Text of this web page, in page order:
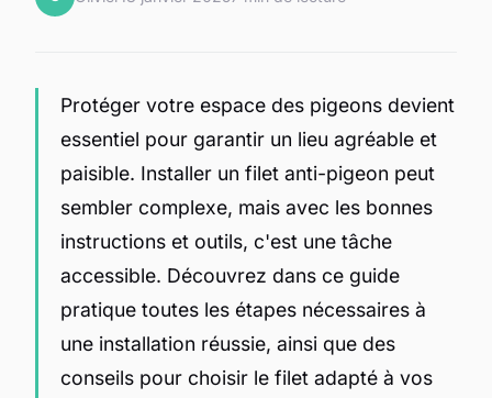
Protéger votre espace des pigeons devient
essentiel pour garantir un lieu agréable et
paisible. Installer un filet anti-pigeon peut
sembler complexe, mais avec les bonnes
instructions et outils, c'est une tâche
accessible. Découvrez dans ce guide
pratique toutes les étapes nécessaires à
une installation réussie, ainsi que des
conseils pour choisir le filet adapté à vos